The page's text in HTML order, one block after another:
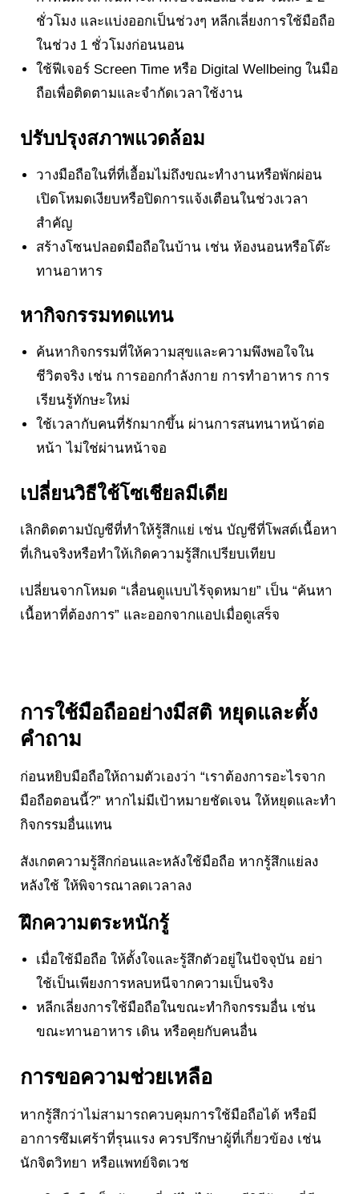
ชั่วโมง และแบ่งออกเป็นช่วงๆ หลีกเลี่ยงการใช้มือถือ
ในช่วง 1 ชั่วโมงก่อนนอน
ใช้ฟีเจอร์ Screen Time หรือ Digital Wellbeing ในมือ
ถือเพื่อติดตามและจำกัดเวลาใช้งาน
ปรับปรุงสภาพแวดล้อม
วางมือถือในที่ที่เอื้อมไม่ถึงขณะทำงานหรือพักผ่อน
เปิดโหมดเงียบหรือปิดการแจ้งเตือนในช่วงเวลา
สำคัญ
สร้างโซนปลอดมือถือในบ้าน เช่น ห้องนอนหรือโต๊ะ
ทานอาหาร
หากิจกรรมทดแทน
ค้นหากิจกรรมที่ให้ความสุขและความพึงพอใจใน
ชีวิตจริง เช่น การออกกำลังกาย การทำอาหาร การ
เรียนรู้ทักษะใหม่
ใช้เวลากับคนที่รักมากขึ้น ผ่านการสนทนาหน้าต่อ
หน้า ไม่ใช่ผ่านหน้าจอ
เปลี่ยนวิธีใช้โซเชียลมีเดีย
เลิกติดตามบัญชีที่ทำให้รู้สึกแย่ เช่น บัญชีที่โพสต์เนื้อหา
ที่เกินจริงหรือทำให้เกิดความรู้สึกเปรียบเทียบ
เปลี่ยนจากโหมด “เลื่อนดูแบบไร้จุดหมาย” เป็น “ค้นหา
เนื้อหาที่ต้องการ” และออกจากแอปเมื่อดูเสร็จ
การใช้มือถืออย่างมีสติ หยุดและตั้ง
คำถาม
ก่อนหยิบมือถือให้ถามตัวเองว่า “เราต้องการอะไรจาก
มือถือตอนนี้?” หากไม่มีเป้าหมายชัดเจน ให้หยุดและทำ
กิจกรรมอื่นแทน
สังเกตความรู้สึกก่อนและหลังใช้มือถือ หากรู้สึกแย่ลง
หลังใช้ ให้พิจารณาลดเวลาลง
ฝึกความตระหนักรู้
เมื่อใช้มือถือ ให้ตั้งใจและรู้สึกตัวอยู่ในปัจจุบัน อย่า
ใช้เป็นเพียงการหลบหนีจากความเป็นจริง
หลีกเลี่ยงการใช้มือถือในขณะทำกิจกรรมอื่น เช่น
ขณะทานอาหาร เดิน หรือคุยกับคนอื่น
การขอความช่วยเหลือ
หากรู้สึกว่าไม่สามารถควบคุมการใช้มือถือได้ หรือมี
อาการซึมเศร้าที่รุนแรง ควรปรึกษาผู้ที่เกี่ยวข้อง เช่น
นักจิตวิทยา หรือแพทย์จิตเวช